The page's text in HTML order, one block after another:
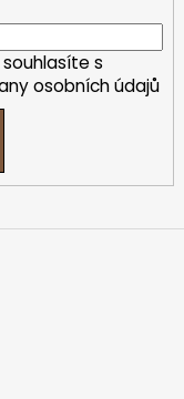
s
osobních údajů